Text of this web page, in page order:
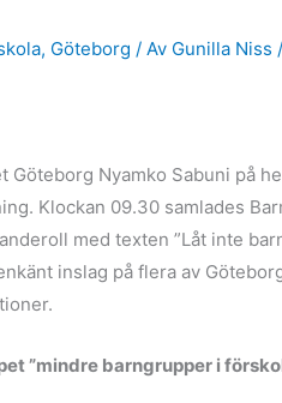
, Göteborg / Av Gunilla Niss/
Göteborg Nyamko Sabuni på
Klockan 09.30 samlades
med texten ”Låt inte
inslag på flera av
”mindre barngrupper i